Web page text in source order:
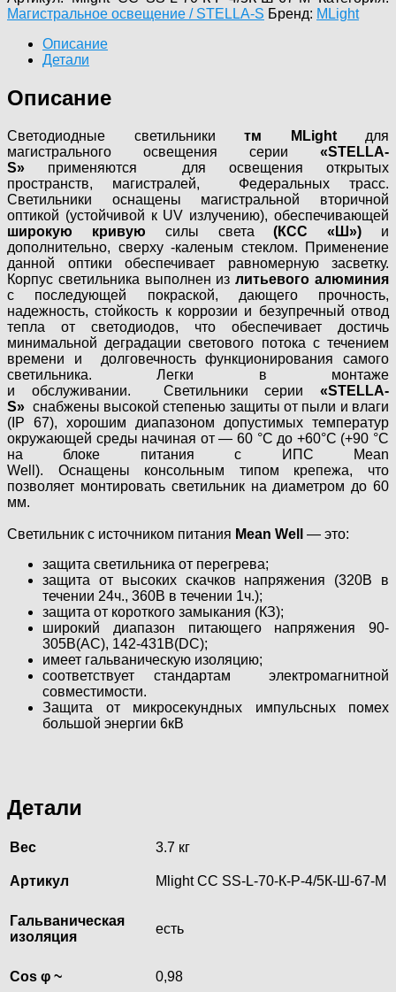
70
Вт,
ДКУ/
Магистральное освещение / STELLA-S Бренд: MLight
Описание
Детали
Описание
Светодиодные светильники тм MLightдля
магистрального освещения серии «STELLA-
S» применяются для освещения открытых
пространств, магистралей, Федеральных трасс.
Светильники оснащены магистральной вторичной
оптикой (устойчивой к UV излучению), обеспечивающей
широкую кривую силы света(КСС «Ш») и
дополнительно, сверху -каленым стеклом. Применение
данной оптики обеспечивает равномерную засветку.
Корпус светильника выполнен излитьевого алюминия
с последующей покраской, дающего прочность,
надежность, стойкость к коррозии и безупречный отвод
тепла от светодиодов, что обеспечивает достичь
минимальной деградации светового потока с течением
времени и долговечность функционирования самого
светильника. Легки в монтаже
и обслуживании. Светильники серии «STELLA-
S» снабжены высокой степенью защиты от пыли и влаги
(IP 67), хорошим диапазоном допустимых температур
окружающей среды начиная от — 60 °C до +60°C (+90 °C
на блоке питания с ИПС Mean
Well). Оснащены консольным типом крепежа, что
позволяет монтировать светильник на диаметром до 60
мм.
Светильник с источником питания Mean Well
— это:
защита светильника от перегрева;
защита от высоких скачков напряжения (320В в
течении 24ч., 360В в течении 1ч.);
защита от короткого замыкания (КЗ);
широкий диапазон питающего напряжения 90-
305В(AC), 142-431В(DC);
имеет гальваническую изоляцию;
соответствует стандартам электромагнитной
совместимости.
Защита от микросекундных импульсных помех
большой энергии 6кВ
Детали
Вес 3.7 кг
Артикул Mlight CC SS-L-70-К-Р-4/5К-Ш-67-M
Гальваническая
изоляция
есть
Cos φ ~ 0,98